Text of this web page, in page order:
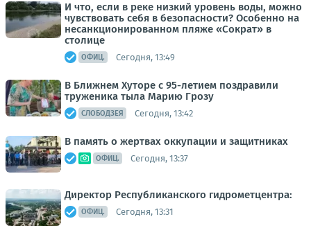
И что, если в реке низкий уровень воды, можно
чувствовать себя в безопасности? Особенно на
несанкционированном пляже «Сократ» в
столице
ОФИЦ. Сегодня, 13:49
В Ближнем Хуторе с 95-летием поздравили
труженика тыла Марию Грозу
СЛОБОДЗЕЯ Сегодня, 13:42
В память о жертвах оккупации и защитниках
ОФИЦ. Сегодня, 13:37
Директор Республиканского гидрометцентра:
ОФИЦ. Сегодня, 13:31